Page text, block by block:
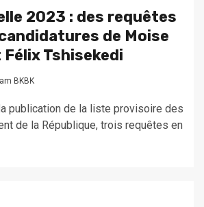
2023 : des requêtes
de Moise
Tshisekedi
BKBK
publication de la liste provisoire des
de la République, trois requêtes en